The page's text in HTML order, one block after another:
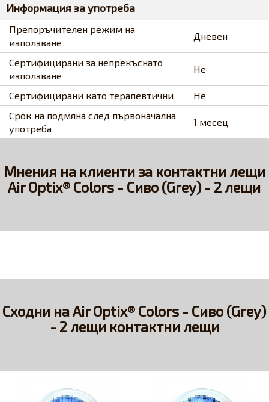
Информация за употреба
Препоръчителен режим на
използване
Дневен
Сертифицирани за непрекъснато
използване
Не
Сертифицирани като терапевтични
Не
Срок на подмяна след първоначална
употреба
1 месец
Мнения на клиенти за контактни лещи
Air Optix® Colors - Сиво (Grey) - 2 лещи
Сходни на Air Optix® Colors - Сиво (Grey)
- 2 лещи контактни лещи